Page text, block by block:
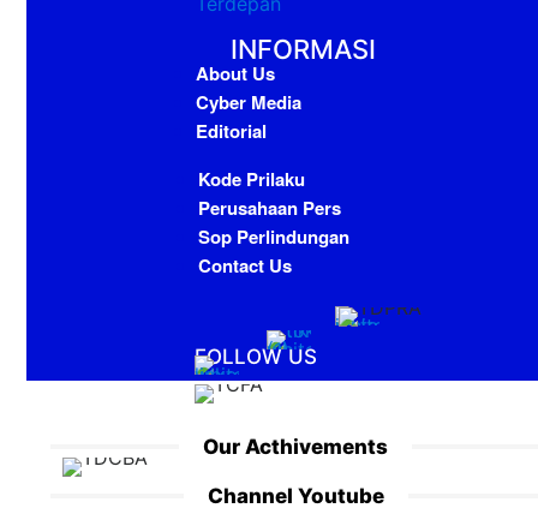
INFORMASI
About Us
Cyber Media
Editorial
Kode Prilaku
Perusahaan Pers
Sop Perlindungan
Contact Us
FOLLOW US
Our Acthivements
Channel Youtube